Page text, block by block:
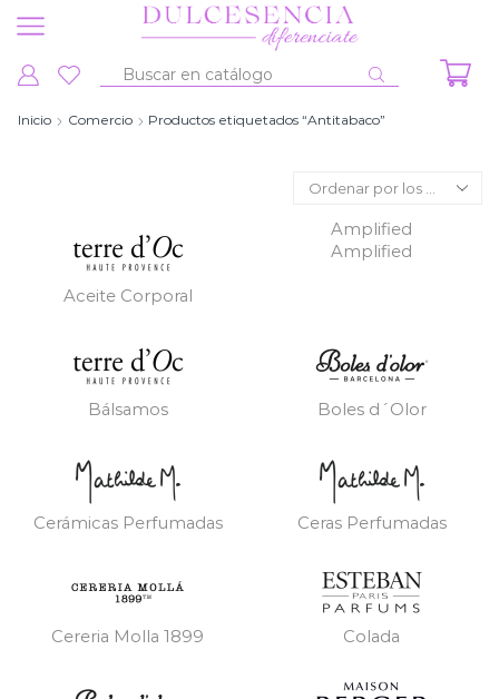
Entrada
búsqueda
Inicio Comercio Productos etiquetados “Antitabaco”
Aceite Corporal
Amplified
Amplified
Bálsamos Boles d´Olor
Cerámicas Perfumadas Ceras Perfumadas
Cereria Molla 1899 Colada